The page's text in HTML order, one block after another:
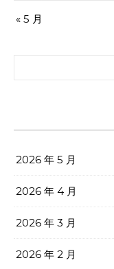
« 5 月
2026 年 5 月
2026 年 4 月
2026 年 3 月
2026 年 2 月